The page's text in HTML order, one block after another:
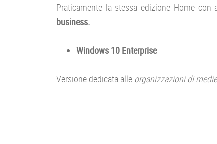
Praticamente la stessa edizione Home con
business.
Windows 10 Enterprise
Versione dedicata alle organizzazioni di